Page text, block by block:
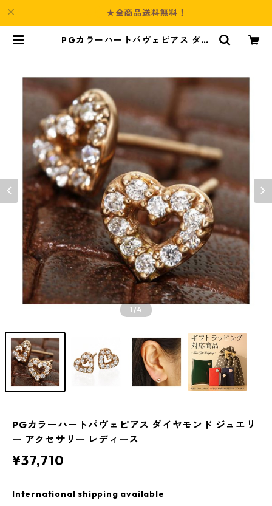
★全商品送料無料！
PGカラーハートパヴェピアス ダイ
1/4
PGカラーハートパヴェピアス ダイヤモンド ジュエリ
ー アクセサリー レディース
¥37,710
International shipping available